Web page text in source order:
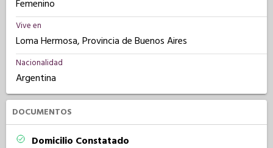
Femenino
Vive en
Loma Hermosa, Provincia de Buenos Aires
Nacionalidad
Argentina
DOCUMENTOS
Domicilio Constatado